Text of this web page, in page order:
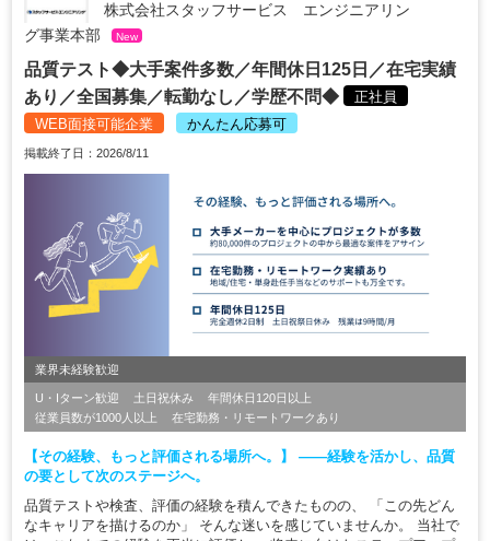
株式会社スタッフサービス エンジニアリン
グ事業本部
New
品質テスト◆大手案件多数／年間休日125日／在宅実績
あり／全国募集／転勤なし／学歴不問◆
正社員
WEB面接可能企業
かんたん応募可
掲載終了日：2026/8/11
業界未経験歓迎
U・Iターン歓迎 土日祝休み
年間休日120日以上
従業員数が1000人以上
在宅勤務・リモートワークあり
【その経験、もっと評価される場所へ。】 ――経験を活かし、品質
の要として次のステージへ。
品質テストや検査、評価の経験を積んできたものの、 「この先どん
なキャリアを描けるのか」 そんな迷いを感じていませんか。 当社で